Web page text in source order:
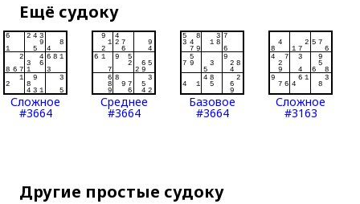
Ещё судоку
Сложное
#3664
Среднее
#3664
Базовое
#3664
Сложное
#3163
Другие простые судоку